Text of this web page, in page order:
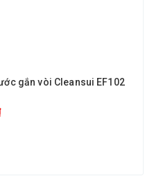
gắn vòi Cleansui EF102